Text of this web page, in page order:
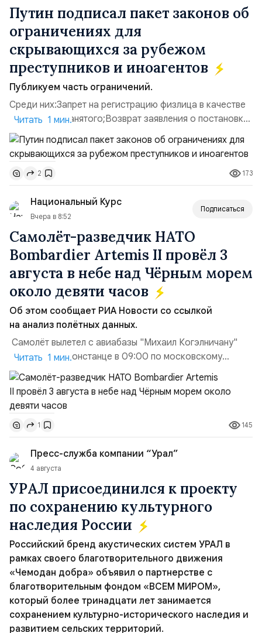
Путин подписал пакет законов об
ограничениях для
скрывающихся за рубежом
преступников и иноагентов
Публикуем часть ограничений.
Среди них:Запрет на регистрацию физлица в качестве
ИП или самозанятого;Возврат заявления о постановке
недвижимости на кадастровый учет;Ограничение
водительских прав;Запрет регистрации транспортных
средств и на заключение сделок по
доверенности;Отказ в заключении кредитного
договора, предоставлении государственных и
муниципальных услуг онл...
Читать 1 мин.
2 173
Национальный Курс
Вчера в 8:52
Подписаться
Самолёт-разведчик НАТО
Bombardier Artemis II провёл 3
августа в небе над Чёрным морем
около девяти часов
Об этом сообщает РИА Новости со ссылкой
на анализ полётных данных.
Самолёт вылетел с авиабазы "Михаил Когэлничану"
в румынской Констанце в 09:00 по московскому
времени и направился по прямой к турецко-грузинской
границе. На базу самолёт вернулся после 18 часов,
совершив три облёта примерно по одной
траектории.Не исключено, что Artemis II участвовал в
наведени...
Читать 1 мин.
1 145
Пресс-служба компании “Урал”
4 августа
УРАЛ присоединился к проекту
по сохранению культурного
наследия России
Российский бренд акустических систем УРАЛ в
рамках своего благотворительного движения
«Чемодан добра» объявил о партнерстве с
благотворительным фондом «ВСЕМ МИРОМ»,
который более тринадцати лет занимается
сохранением культурно-исторического наследия и
развитием сельских территорий.